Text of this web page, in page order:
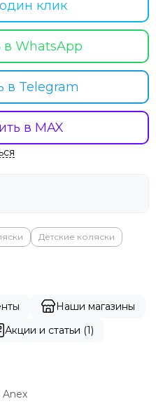
WhatsApp
в Telegram
в MAX
клик
Детские коляски
Наши магазины
Акции и статьи (1)
Anex